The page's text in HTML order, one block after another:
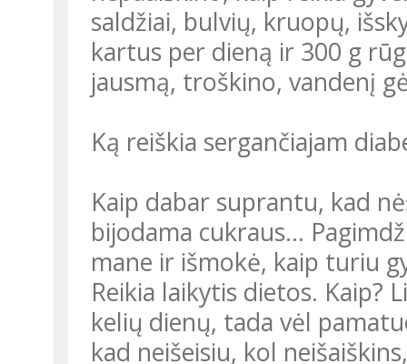
saldžiai, bulvių, kruopų,
kartus per dieną ir 300 g
jausmą, troškino, vandenį
Ką reiškia sergančiajam
Kaip dabar suprantu, kad
bijodama cukraus…
mane ir išmokė, kaip turiu
Reikia laikytis dietos. Kaip?
kelių dienų, tada vėl
kad neišeisiu, kol